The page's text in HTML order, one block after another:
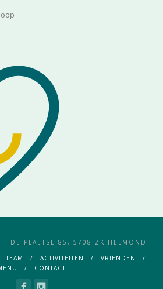
DE PLAETSE 85, 5708 ZK HELMOND
TEAM ACTIVITEITEN
VRIENDEN
CONTACT